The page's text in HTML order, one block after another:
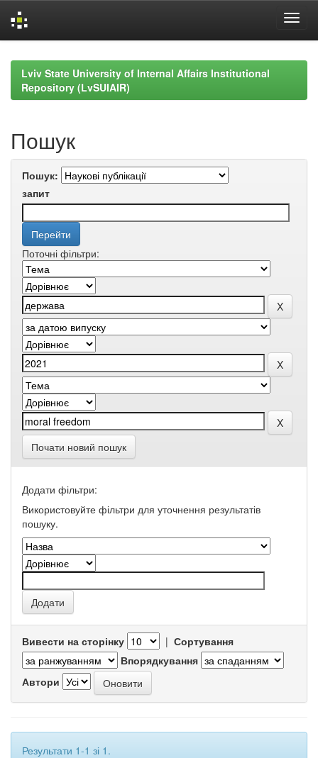
navigationLviv State University of Internal Affairs Institutional
Repository (LvSUIAIR)
Пошук
Пошук:
запит
Поточні фільтри:
Почати новий пошук
Додати фільтри:
Використовуйте фільтри для уточнення результатів
пошуку.
Вивести на сторінку | Сортування
Впорядкування
Автори
Результати 1-1 зі 1.